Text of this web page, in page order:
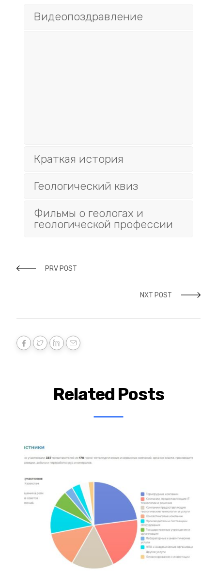
Видеопоздравление
Краткая история
Геологический квиз
Фильмы о геологах и
геологической профессии
PRV POST
NXT POST
Related Posts